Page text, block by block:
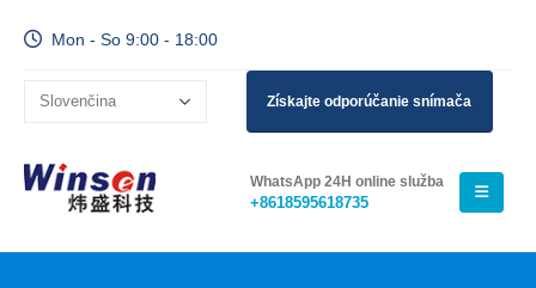
Mon - So 9:00 - 18:00
Získajte odporúčanie snímača
WhatsApp 24H online služba
+8618595618735